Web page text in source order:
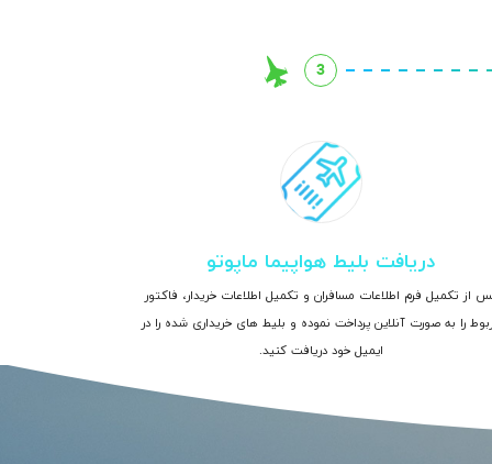
3
دریافت بلیط هواپیما ماپوتو
از تکمیل فرم اطلاعات مسافران و تکمیل اطلاعات خریدار، فاکتور
را به صورت آنلاین پرداخت نموده و بلیط های خریداری شده را در
ایمیل خود دریافت کنید.